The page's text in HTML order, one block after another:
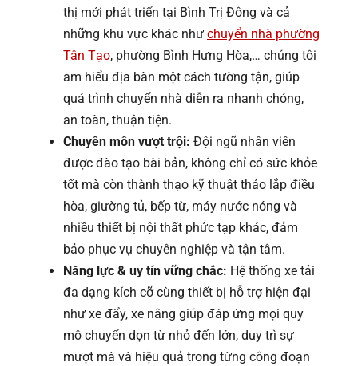
thị mới phát triển tại Bình Trị Đông và cả
những khu vực khác như chuyển nhà phường
Tân Tạo, phường Bình Hưng Hòa,… chúng tôi
am hiểu địa bàn một cách tường tận, giúp
quá trình chuyển nhà diễn ra nhanh chóng,
an toàn, thuận tiện.
Chuyên môn vượt trội: Đội ngũ nhân viên
được đào tạo bài bản, không chỉ có sức khỏe
tốt mà còn thành thạo kỹ thuật tháo lắp điều
hòa, giường tủ, bếp từ, máy nước nóng và
nhiều thiết bị nội thất phức tạp khác, đảm
bảo phục vụ chuyên nghiệp và tận tâm.
Năng lực & uy tín vững chắc: Hệ thống xe tải
đa dạng kích cỡ cùng thiết bị hỗ trợ hiện đại
như xe đẩy, xe nâng giúp đáp ứng mọi quy
mô chuyển dọn từ nhỏ đến lớn, duy trì sự
mượt mà và hiệu quả trong từng công đoạn